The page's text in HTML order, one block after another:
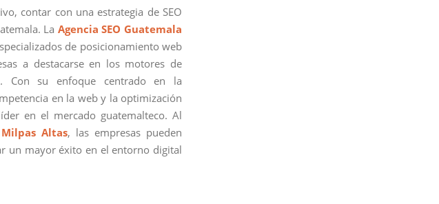
contar con una estrategia de SEO
La Agencia SEO Guatemala
de posicionamiento web
a destacarse en los motores de
Con su enfoque centrado en la
en la web y la optimización
en el mercado guatemalteco. Al
Altas, las empresas pueden
un mayor éxito en el entorno digital